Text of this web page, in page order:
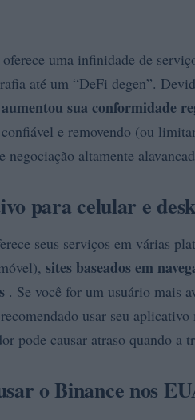
uma infinidade de
até um “DeFi degen”.
sua conformidade
e removendo (ou
negociação altamente
para celular e
seus serviços em várias
sites baseados em
. Se você for um usuário mais
usar seu
pode causar atraso quando a
o Binance nos